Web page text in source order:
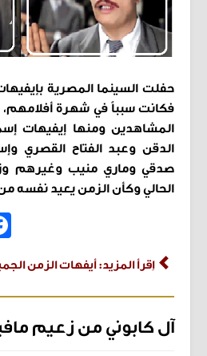
حفلت السينما المصرية
فكانت سبباً في شهرة
المشاهدين ومنها إيفيهات
الدقن وعبد الفتاح القصري
صدقي وماري منيب وغيرهم
الحالي وكأن الزمن يعيد نفسه
اِقرأ المزيد: أيفهات الزمن
آل كابوني من زعيم